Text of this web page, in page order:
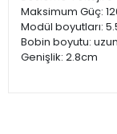
Maksimum Güç:
Modül boyutları:
Bobin boyutu:
Genişlik: 2.8cm